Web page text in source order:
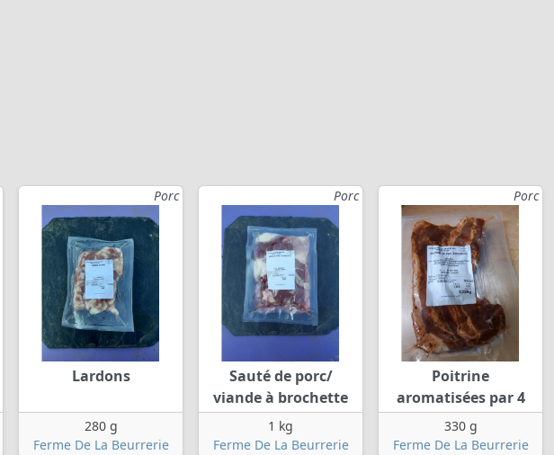
Porc
Lardons
280 g
Ferme De La Beurrerie
Porc
Sauté de porc/
viande à brochette
1 kg
Ferme De La Beurrerie
Porc
Poitrine
aromatisées par 4
330 g
Ferme De La Beurrerie